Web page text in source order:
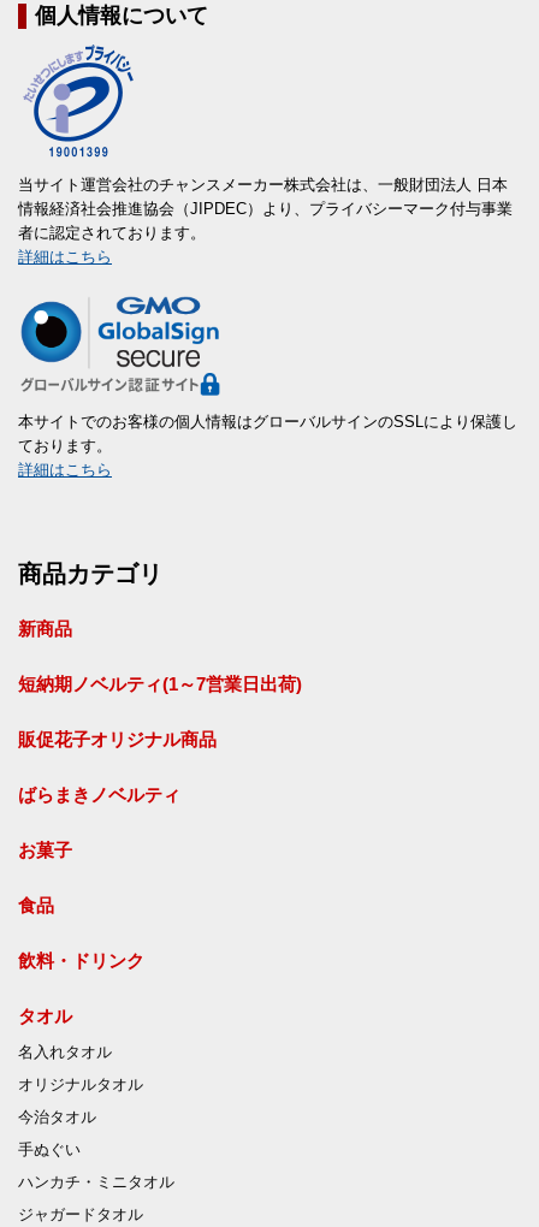
個人情報について
当サイト運営会社のチャンスメーカー株式会社は、一般財団法人 日本
情報経済社会推進協会（JIPDEC）より、プライバシーマーク付与事業
者に認定されております。
詳細はこちら
本サイトでのお客様の個人情報はグローバルサインのSSLにより保護し
ております。
詳細はこちら
商品カテゴリ
新商品
短納期ノベルティ(1～7営業日出荷)
販促花子オリジナル商品
ばらまきノベルティ
お菓子
食品
飲料・ドリンク
タオル
名入れタオル
オリジナルタオル
今治タオル
手ぬぐい
ハンカチ・ミニタオル
ジャガードタオル